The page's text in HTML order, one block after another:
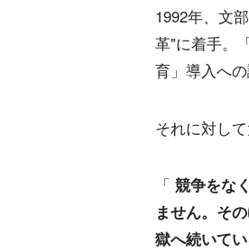
1992年、文
革"に着手。
育」導入への
それに対し
「 競争をな
ません。そ
獄へ続いてい